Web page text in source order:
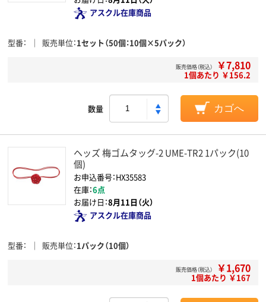
アスクル在庫商品
型番 販売単位 1セット（50個：10個×5パック）
販売価格（税込） ￥7,810
1個あたり ￥156.2
数量 カゴへ
ヘッズ 梅ゴムタッグ-2 UME-TR2 1パック(10
個)
お申込番号：HX35583
在庫：6点
お届け日：8月11日（火）
アスクル在庫商品
型番 販売単位 1パック（10個）
販売価格（税込） ￥1,670
1個あたり ￥167